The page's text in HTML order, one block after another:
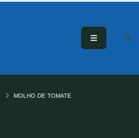
MOLHO DE TOMATE